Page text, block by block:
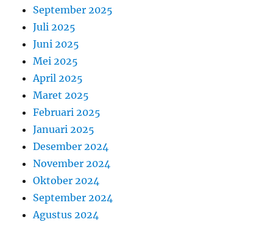
September 2025
Juli 2025
Juni 2025
Mei 2025
April 2025
Maret 2025
Februari 2025
Januari 2025
Desember 2024
November 2024
Oktober 2024
September 2024
Agustus 2024